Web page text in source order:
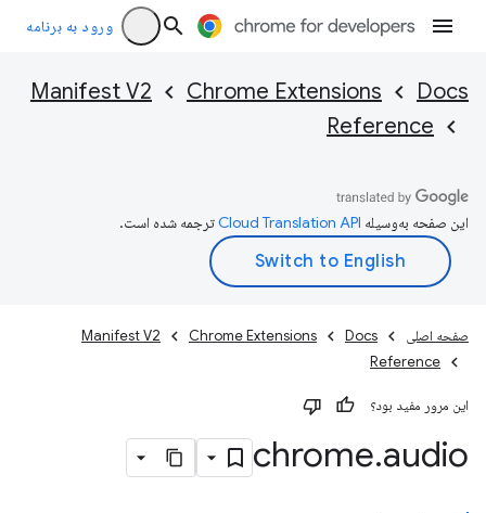
ورود به برنامه
Docs
Chrome Extensions
Manifest V2
Reference
این صفحه به‌وسیله ترجمه شده است.
صفحه اصلی Docs
Chrome Extensions
Manifest V2
Reference
این مرور مفید بود؟
chrome.audio